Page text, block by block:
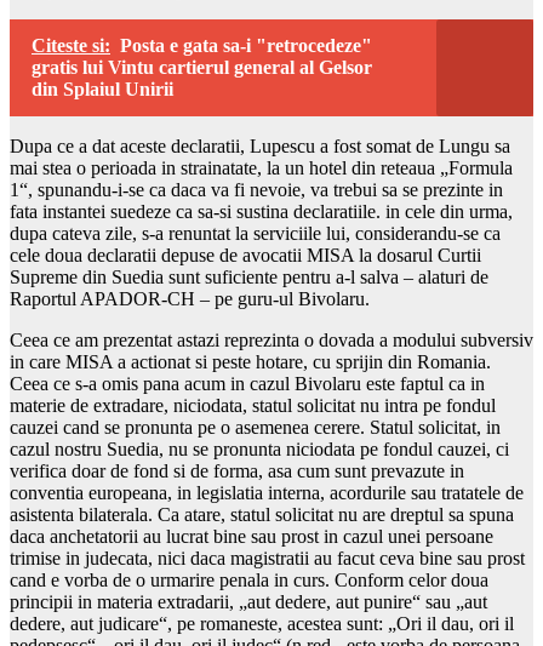
Citeste si: Posta e gata sa-i "retrocedeze"
gratis lui Vintu cartierul general al Gelsor
din Splaiul Unirii
Dupa ce a dat aceste declaratii, Lupescu a fost somat de Lungu sa
mai stea o perioada in strainatate, la un hotel din reteaua „Formula
1“, spunandu-i-se ca daca va fi nevoie, va trebui sa se prezinte in
fata instantei suedeze ca sa-si sustina declaratiile. in cele din urma,
dupa cateva zile, s-a renuntat la serviciile lui, considerandu-se ca
cele doua declaratii depuse de avocatii MISA la dosarul Curtii
Supreme din Suedia sunt suficiente pentru a-l salva – alaturi de
Raportul APADOR-CH – pe guru-ul Bivolaru.
Ceea ce am prezentat astazi reprezinta o dovada a modului subversiv
in care MISA a actionat si peste hotare, cu sprijin din Romania.
Ceea ce s-a omis pana acum in cazul Bivolaru este faptul ca in
materie de extradare, niciodata, statul solicitat nu intra pe fondul
cauzei cand se pronunta pe o asemenea cerere. Statul solicitat, in
cazul nostru Suedia, nu se pronunta niciodata pe fondul cauzei, ci
verifica doar de fond si de forma, asa cum sunt prevazute in
conventia europeana, in legislatia interna, acordurile sau tratatele de
asistenta bilaterala. Ca atare, statul solicitat nu are dreptul sa spuna
daca anchetatorii au lucrat bine sau prost in cazul unei persoane
trimise in judecata, nici daca magistratii au facut ceva bine sau prost
cand e vorba de o urmarire penala in curs. Conform celor doua
principii in materia extradarii, „aut dedere, aut punire“ sau „aut
dedere, aut judicare“, pe romaneste, acestea sunt: „Ori il dau, ori il